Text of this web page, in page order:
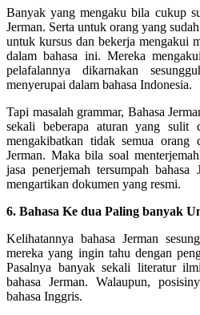
Banyak yang mengaku bila cukup
Jerman. Serta untuk orang yang
untuk kursus dan bekerja mengakui
dalam bahasa ini. Mereka
pelafalannya dikarnakan
menyerupai dalam bahasa Indonesia.
Tapi masalah grammar, Bahasa
sekali beberapa aturan yang
mengakibatkan tidak semua orang
Jerman. Maka bila soal
jasa penerjemah tersumpah
mengartikan dokumen yang resmi.
6. Bahasa Ke dua Paling banyak
Kelihatannya bahasa Jerman
mereka yang ingin tahu dengan
Pasalnya banyak sekali literatur
bahasa Jerman. Walaupun,
bahasa Inggris.